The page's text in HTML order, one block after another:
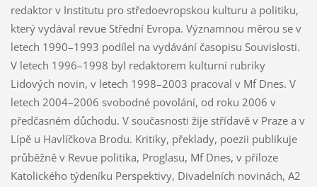
redaktor v Institutu pro středoevropskou kulturu a politiku,
který vydával revue Střední Evropa. Významnou měrou se v
letech 1990–1993 podílel na vydávání časopisu Souvislosti.
V letech 1996–1998 byl redaktorem kulturní rubriky
Lidových novin, v letech 1998–2003 pracoval v Mf Dnes. V
letech 2004–2006 svobodné povolání, od roku 2006 v
předčasném důchodu. V současnosti žije střídavě v Praze a v
Lípě u Havlíčkova Brodu. Kritiky, překlady, poezii publikuje
průběžně v Revue politika, Proglasu, Mf Dnes, v příloze
Katolického týdeníku Perspektivy, Divadelních novinách, A2